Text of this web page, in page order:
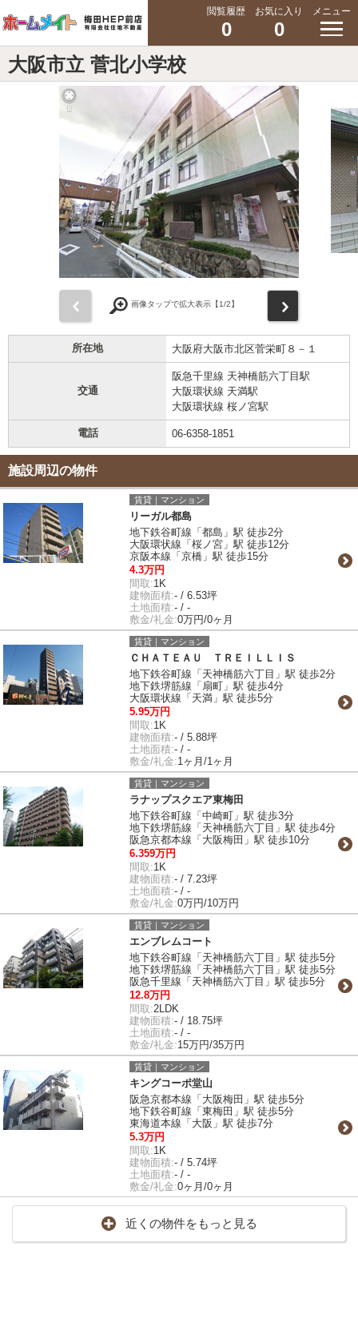
閲覧履歴
0
お気に入り
0
メニュー
大阪市立 菅北小学校
画像タップで拡大表示【1/2】
所在地 大阪府大阪市北区菅栄町８－１
交通
阪急千里線 天神橋筋六丁目駅
大阪環状線 天満駅
大阪環状線 桜ノ宮駅
電話 06-6358-1851
施設周辺の物件
賃貸｜マンション
リーガル都島
地下鉄谷町線「都島」駅 徒歩2分
大阪環状線「桜ノ宮」駅 徒歩12分
京阪本線「京橋」駅 徒歩15分
4.3万円
間取:1K
建物面積:- / 6.53坪
土地面積:- / -
敷金/礼金:0万円/0ヶ月
賃貸｜マンション
ＣＨＡＴＥＡＵ ＴＲＥＩＬＬＩＳ
地下鉄谷町線「天神橋筋六丁目」駅 徒歩2分
地下鉄堺筋線「扇町」駅 徒歩4分
大阪環状線「天満」駅 徒歩5分
5.95万円
間取:1K
建物面積:- / 5.88坪
土地面積:- / -
敷金/礼金:1ヶ月/1ヶ月
賃貸｜マンション
ラナップスクエア東梅田
地下鉄谷町線「中崎町」駅 徒歩3分
地下鉄堺筋線「天神橋筋六丁目」駅 徒歩4分
阪急京都本線「大阪梅田」駅 徒歩10分
6.359万円
間取:1K
建物面積:- / 7.23坪
土地面積:- / -
敷金/礼金:0万円/10万円
賃貸｜マンション
エンブレムコート
地下鉄谷町線「天神橋筋六丁目」駅 徒歩5分
地下鉄堺筋線「天神橋筋六丁目」駅 徒歩5分
阪急千里線「天神橋筋六丁目」駅 徒歩5分
12.8万円
間取:2LDK
建物面積:- / 18.75坪
土地面積:- / -
敷金/礼金:15万円/35万円
賃貸｜マンション
キングコーポ堂山
阪急京都本線「大阪梅田」駅 徒歩5分
地下鉄谷町線「東梅田」駅 徒歩5分
東海道本線「大阪」駅 徒歩7分
5.3万円
間取:1K
建物面積:- / 5.74坪
土地面積:- / -
敷金/礼金:0ヶ月/0ヶ月
近くの物件をもっと見る